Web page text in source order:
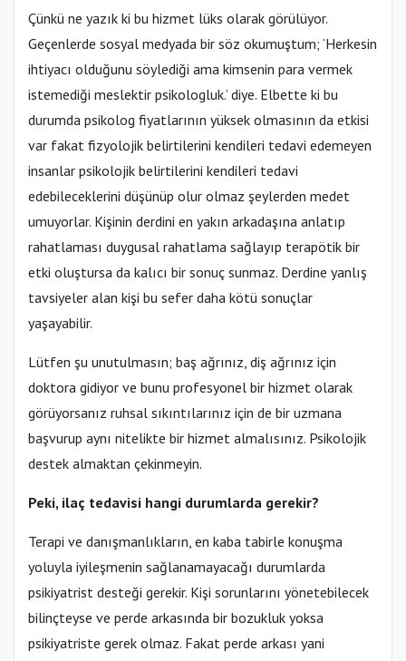
Çünkü ne yazık ki bu hizmet lüks olarak görülüyor.
Geçenlerde sosyal medyada bir söz okumuştum; ‘Herkesin
ihtiyacı olduğunu söylediği ama kimsenin para vermek
istemediği meslektir psikologluk.’ diye. Elbette ki bu
durumda psikolog fiyatlarının yüksek olmasının da etkisi
var fakat fizyolojik belirtilerini kendileri tedavi edemeyen
insanlar psikolojik belirtilerini kendileri tedavi
edebileceklerini düşünüp olur olmaz şeylerden medet
umuyorlar. Kişinin derdini en yakın arkadaşına anlatıp
rahatlaması duygusal rahatlama sağlayıp terapötik bir
etki oluştursa da kalıcı bir sonuç sunmaz. Derdine yanlış
tavsiyeler alan kişi bu sefer daha kötü sonuçlar
yaşayabilir.
Lütfen şu unutulmasın; baş ağrınız, diş ağrınız için
doktora gidiyor ve bunu profesyonel bir hizmet olarak
görüyorsanız ruhsal sıkıntılarınız için de bir uzmana
başvurup aynı nitelikte bir hizmet almalısınız. Psikolojik
destek almaktan çekinmeyin.
Peki, ilaç tedavisi hangi durumlarda gerekir?
Terapi ve danışmanlıkların, en kaba tabirle konuşma
yoluyla iyileşmenin sağlanamayacağı durumlarda
psikiyatrist desteği gerekir. Kişi sorunlarını yönetebilecek
bilinçteyse ve perde arkasında bir bozukluk yoksa
psikiyatriste gerek olmaz. Fakat perde arkası yani